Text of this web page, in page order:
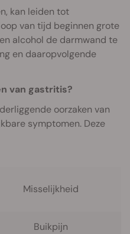
kan leiden tot
van tijd beginnen grote
alcohol de darmwand te
en daaropvolgende
van gastritis?
oorzaken van
symptomen. Deze
Misselijkheid
Buikpijn